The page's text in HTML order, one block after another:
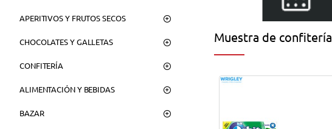
APERITIVOS Y FRUTOS SECOS
CHOCOLATES Y GALLETAS
CONFITERÍA
ALIMENTACIÓN Y BEBIDAS
BAZAR
Muestra de confitería